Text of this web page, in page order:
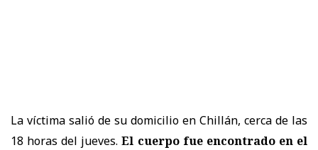
La víctima salió de su domicilio en Chillán, cerca de las
18 horas del jueves.El cuerpo fue encontrado en el